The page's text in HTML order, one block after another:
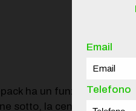
ha un funzionamento
sotto, la centralina
Email
Telefono